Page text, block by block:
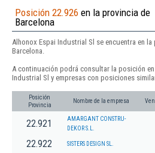
Posición 22.926 en la provincia de
Barcelona
Alhonox Espai Industrial Sl se encuentra en
Barcelona.
A continuación podrá consultar la posición
Industrial Sl y empresas con posiciones
Posición
Provincia
Nombre de la empresa
22.921
AMARGANT CONSTRU-
DEKOR S.L.
22.922 SISTERS DESIGN SL.